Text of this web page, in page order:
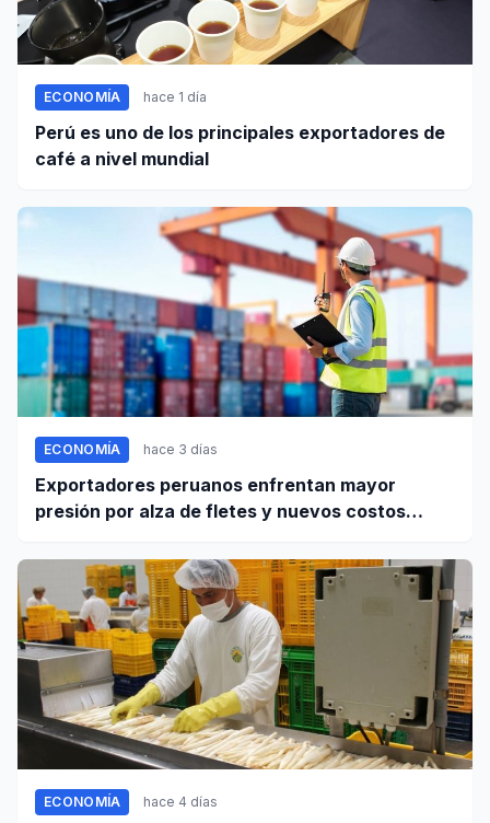
ECONOMÍA hace 1 día
Perú es uno de los principales exportadores de
café a nivel mundial
ECONOMÍA hace 3 días
Exportadores peruanos enfrentan mayor
presión por alza de fletes y nuevos costos
ECONOMÍA hace 4 días